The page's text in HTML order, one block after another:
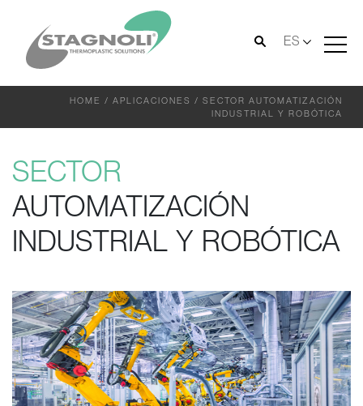
ES
HOME / APLICACIONES / SECTOR AUTOMATIZACIÓN
INDUSTRIAL Y ROBÓTICA
SECTOR
AUTOMATIZACIÓN
INDUSTRIAL Y ROBÓTICA